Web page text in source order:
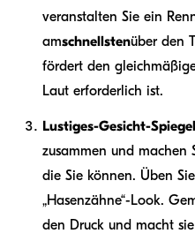
veranstalten Sie ein
amschnellstenüber den
fördert den
Laut erforderlich ist.
Lustiges-Gesicht-
zusammen und machen
die Sie können. Üben
„Hasenzähne“-Look.
den Druck und macht